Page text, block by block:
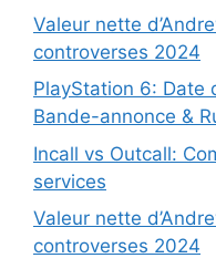
Valeur nette
controverses 2024
PlayStation 6: Date
Bande-annonce &
Incall vs Outcall:
services
Valeur nette
controverses 2024